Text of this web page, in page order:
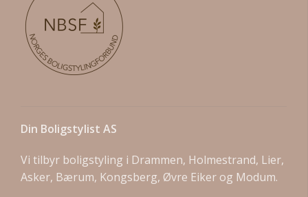
Din Boligstylist AS
Vi tilbyr boligstyling i Drammen, Holmestrand, Lier,
Asker, Bærum, Kongsberg, Øvre Eiker og Modum.